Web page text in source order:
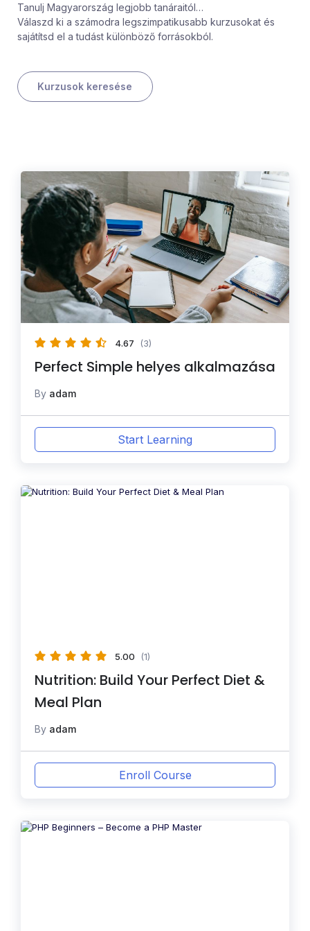
Tanulj Magyarország legjobb tanáraitól…
Válaszd ki a számodra legszimpatikusabb kurzusokat és
sajátítsd el a tudást különböző forrásokból.
Kurzusok keresése
4.67 (3)
Perfect Simple helyes alkalmazása
By adam
Start Learning
5.00 (1)
Nutrition: Build Your Perfect Diet &
Meal Plan
By adam
Enroll Course